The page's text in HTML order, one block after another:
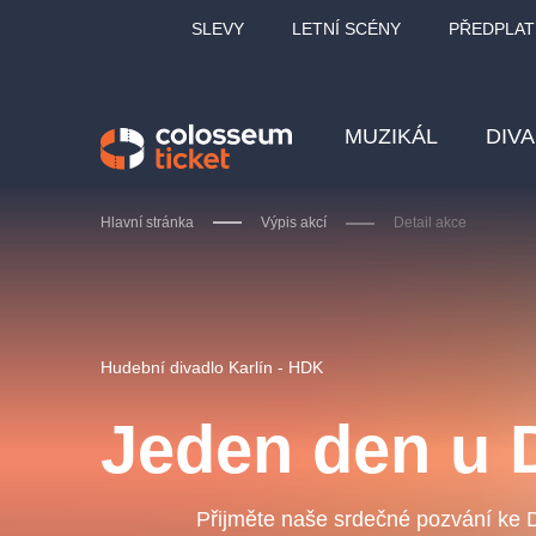
SLEVY LETNÍ SCÉNY
MUZIKÁL
Hlavní stránka Výpis akcí Detail akce
Hudební divadlo Karlín - HDK
Jeden den u
Přijměte naše srdečné pozvání ke
OBYČEJNÁ HOLKA